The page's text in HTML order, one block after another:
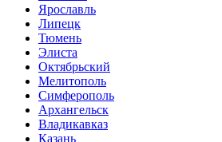
Ярославль
Липецк
Тюмень
Элиста
Октябрьский
Мелитополь
Симферополь
Архангельск
Владикавказ
Казань